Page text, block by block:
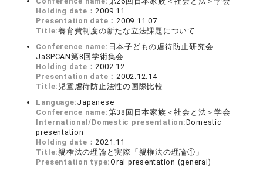
Holding date：2009.11
Presentation date：2009.11.07
Title:養育費制度の新たな立法課題について
Conference name: 日本子どもの虐待防止研究会
JaSPCAN第8回学術集会
Holding date：2002.12
Presentation date：2002.12.14
Title: 児童虐待防止法性の国際比較
Language:Japanese
Conference name:第38回日本家族＜社会と法＞学会
International/Domestic presentation:Domestic
presentation
Holding date：2021.11
Title:親権法の理論と実際「親権法の理論①」
Presentation type:Oral presentation (general)